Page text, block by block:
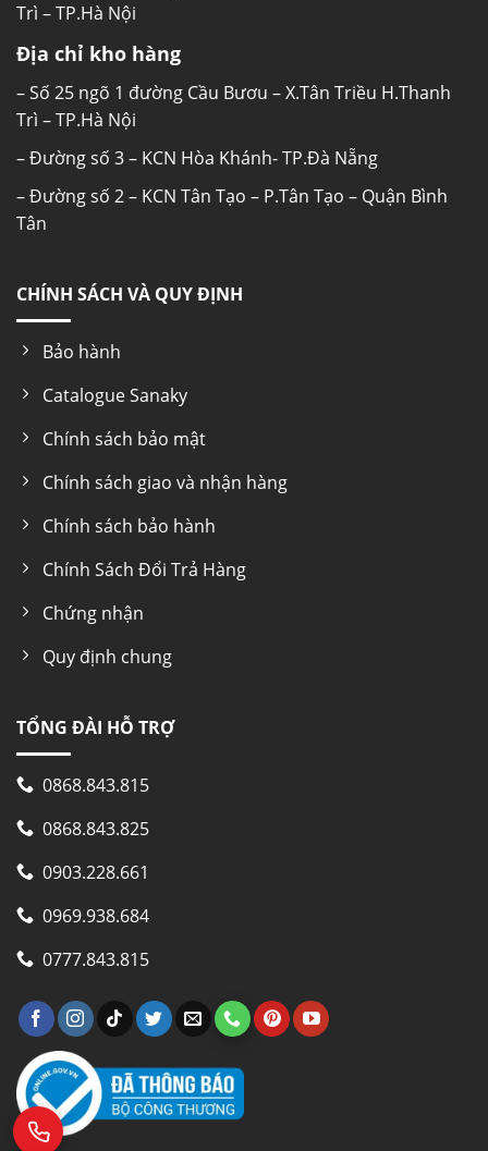
Trì – TP.Hà Nội
Địa chỉ kho hàng
– Số 25 ngõ 1 đường Cầu Bươu – X.Tân Triều H.Thanh
Trì – TP.Hà Nội
– Đường số 3 – KCN Hòa Khánh- TP.Đà Nẵng
– Đường số 2 – KCN Tân Tạo – P.Tân Tạo – Quận Bình
Tân
CHÍNH SÁCH VÀ QUY ĐỊNH
Bảo hành
Catalogue Sanaky
Chính sách bảo mật
Chính sách giao và nhận hàng
Chính sách bảo hành
Chính Sách Đổi Trả Hàng
Chứng nhận
Quy định chung
TỔNG ĐÀI HỖ TRỢ
0868.843.815
0868.843.825
0903.228.661
0969.938.684
0777.843.815